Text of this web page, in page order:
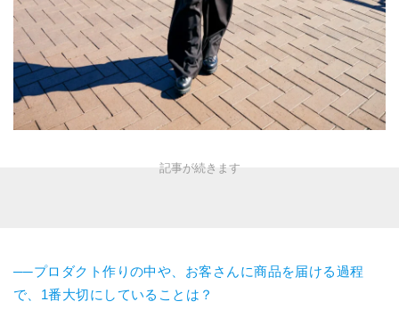
──プロダクト作りの中や、お客さんに商品を届ける過程
で、1番大切にしていることは？